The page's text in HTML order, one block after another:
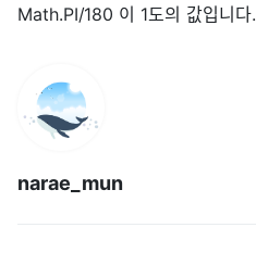
Math.PI/180 이 1도의 값입니다.
narae_mun